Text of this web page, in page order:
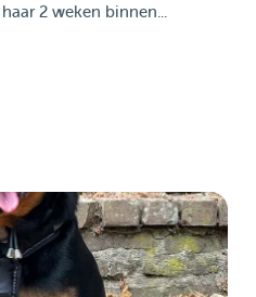
2 weken binnen...